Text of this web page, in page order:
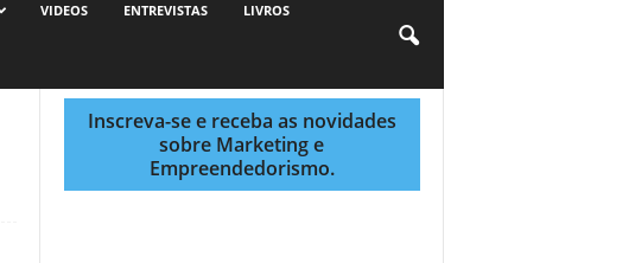
VIDEOS ENTREVISTAS LIVROS
Inscreva-se e receba as novidades
sobre Marketing e
Empreendedorismo.